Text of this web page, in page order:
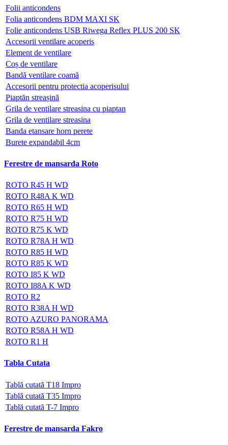
Folii anticondens
Folia anticondens BDM MAXI SK
Folie anticondens USB Riwega Reflex PLUS 200 SK
Accesorii ventilare acoperis
Element de ventilare
Coș de ventilare
Bandă ventilare coamă
Accesorii pentru protectia acoperisului
Piaptăn streașină
Grila de ventilare streasina cu piaptan
Grila de ventilare streasina
Banda etansare horn perete
Burete expandabil 4cm
Ferestre de mansarda Roto
ROTO R45 H WD
ROTO R48A K WD
ROTO R65 H WD
ROTO R75 H WD
ROTO R75 K WD
ROTO R78A H WD
ROTO R85 H WD
ROTO R85 K WD
ROTO I85 K WD
ROTO I88A K WD
ROTO R2
ROTO R38A H WD
ROTO AZURO PANORAMA
ROTO R58A H WD
ROTO R1 H
Tabla Cutata
Tablă cutată T18 Impro
Tablă cutată T35 Impro
Tablă cutată T-7 Impro
Ferestre de mansarda Fakro